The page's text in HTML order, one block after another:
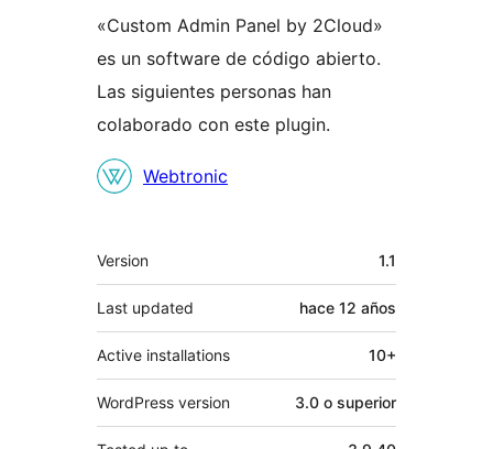
«Custom Admin Panel by 2Cloud»
es un software de código abierto.
Las siguientes personas han
colaborado con este plugin.
Colaboradores
Webtronic
Meta
Version 1.1
Last updated hace 12 años
Active installations 10+
WordPress version 3.0 o superior